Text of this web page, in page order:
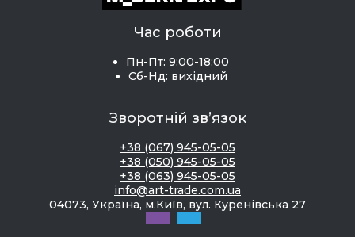
Час роботи
Пн-Пт: 9:00-18:00
Сб-Нд: вихідний
Зворотній зв’язок
+38 (067) 945-05-05
+38 (050) 945-05-05
+38 (063) 945-05-05
info@art-trade.com.ua
04073, Україна, м.Київ, вул. Куренівська 27